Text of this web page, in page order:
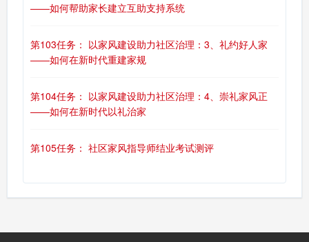
——如何帮助家长建立互助支持系统
第103任务： 以家风建设助力社区治理：3、礼约好人家
——如何在新时代重建家规
第104任务： 以家风建设助力社区治理：4、崇礼家风正
——如何在新时代以礼治家
第105任务： 社区家风指导师结业考试测评